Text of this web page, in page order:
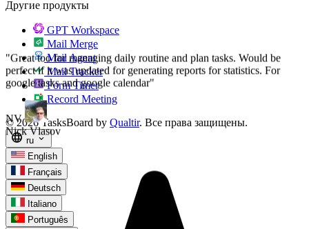
Другие продукты
GPT Workspace
Mail Merge
Mail Agent
Mail Tracker
Form Timer
Record Meeting
© 2026 TasksBoard by Qualtir. Все права защищены.
language ru expand_more
English
Français
Deutsch
Italiano
Português